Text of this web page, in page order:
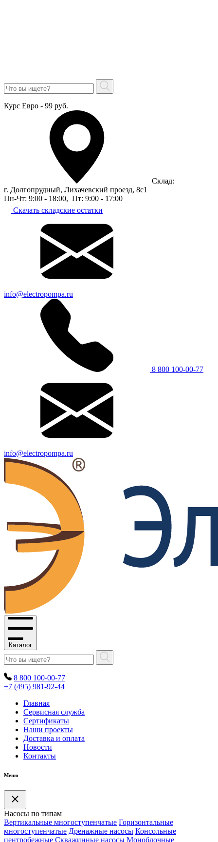
Курс Евро - 99 руб.
Склад:
г. Долгопрудный, Лихачевский проезд, 8c1
Пн-Чт: 9:00 - 18:00, Пт: 9:00 - 17:00
Скачать складские остатки
info@electropompa.ru
8 800 100-00-77
info@electropompa.ru
Каталог
8 800 100-00-77
+7 (495) 981-92-44
Главная
Сервисная служба
Сертификаты
Наши проекты
Доставка и оплата
Новости
Контакты
Меню
Насосы по типам
Вертикальные многоступенчатые Горизонтальные
многоступенчатые Дренажные насосы Консольные
центробежные Скважинные насосы Моноблочные